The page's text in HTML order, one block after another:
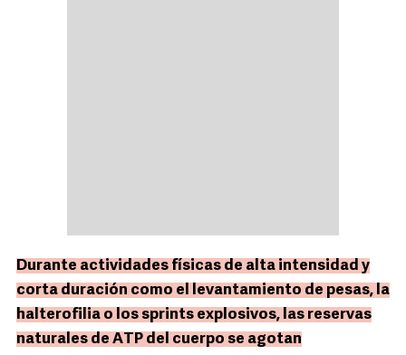
Durante actividades físicas de alta intensidad y
corta duración como el levantamiento de pesas, la
halterofilia o los sprints explosivos, las reservas
naturales de ATP del cuerpo se agotan